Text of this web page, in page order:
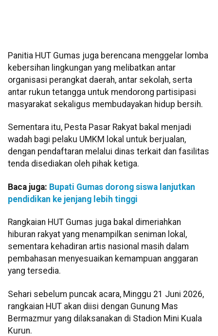
Panitia HUT Gumas juga berencana menggelar lomba
kebersihan lingkungan yang melibatkan antar
organisasi perangkat daerah, antar sekolah, serta
antar rukun tetangga untuk mendorong partisipasi
masyarakat sekaligus membudayakan hidup bersih.
Sementara itu, Pesta Pasar Rakyat bakal menjadi
wadah bagi pelaku UMKM lokal untuk berjualan,
dengan pendaftaran melalui dinas terkait dan fasilitas
tenda disediakan oleh pihak ketiga.
Baca juga: Bupati Gumas dorong siswa lanjutkan
pendidikan ke jenjang lebih tinggi
Rangkaian HUT Gumas juga bakal dimeriahkan
hiburan rakyat yang menampilkan seniman lokal,
sementara kehadiran artis nasional masih dalam
pembahasan menyesuaikan kemampuan anggaran
yang tersedia.
Sehari sebelum puncak acara, Minggu 21 Juni 2026,
rangkaian HUT akan diisi dengan Gunung Mas
Bermazmur yang dilaksanakan di Stadion Mini Kuala
Kurun.